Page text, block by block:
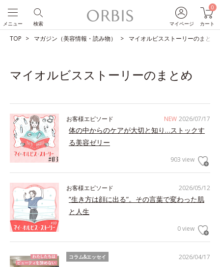
マイページ
0
カート
検索
メニュー
TOP マガジン（美容情報・読み物） マイオルビスストーリーのまとめ
マイオルビスストーリーのまとめ
NEW 2026/07/17
お客様エピソード
体の中からのケアが大切と知り…ストックす
る美容ゼリー
903 view
2026/05/12
お客様エピソード
”生き方は顔に出る”。その言葉で変わった肌
と人生
0 view
2026/04/17
コラム&エッセイ